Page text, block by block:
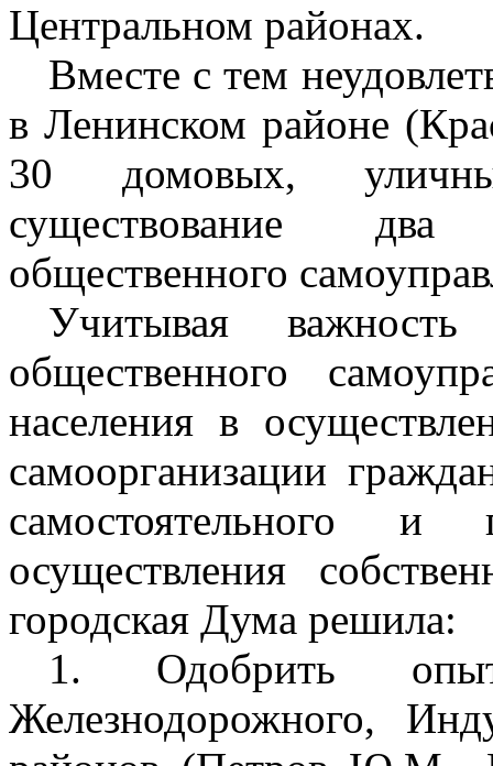
Центральном районах.
Вместе с тем
в Ленинском районе
30 домовых,
существование два
общественного
Учитывая важность
общественного
населения в
самоорганизации
самостоятельного и
осуществления
городская Дума решила:
1. Одобрить
Железнодорожного,